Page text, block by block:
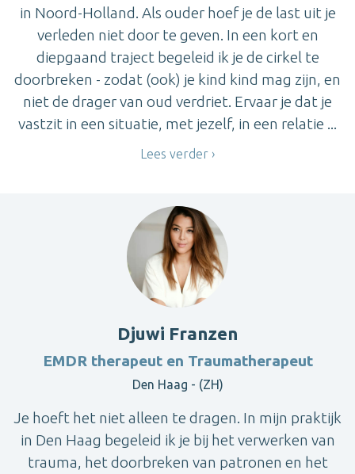
in Noord-Holland. Als ouder hoef je de last uit je
verleden niet door te geven. In een kort en
diepgaand traject begeleid ik je de cirkel te
doorbreken - zodat (ook) je kind kind mag zijn, en
niet de drager van oud verdriet. Ervaar je dat je
vastzit in een situatie, met jezelf, in een relatie ...
Lees verder
Djuwi Franzen
EMDR therapeut en Traumatherapeut
Den Haag - (ZH)
Je hoeft het niet alleen te dragen. In mijn praktijk
in Den Haag begeleid ik je bij het verwerken van
trauma, het doorbreken van patronen en het